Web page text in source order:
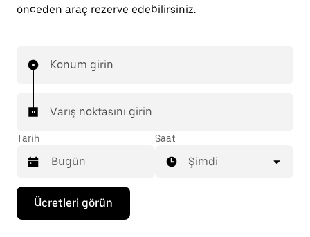
önceden araç rezerve edebilirsiniz.
Konum girin
Varış noktasını girin
Tarih
Takvimle
etkileşime
geçmek
Saat
Şimdi
Ücretleri görün